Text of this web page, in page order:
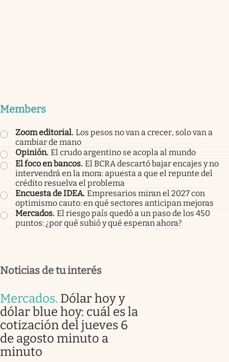
Members
Zoom editorial. Los pesos no van a crecer, solo van a
cambiar de mano
Opinión. El crudo argentino se acopla al mundo
El foco en bancos. El BCRA descartó bajar encajes y no
intervendrá en la mora: apuesta a que el repunte del
crédito resuelva el problema
Encuesta de IDEA. Empresarios miran el 2027 con
optimismo cauto: en qué sectores anticipan mejoras
Mercados. El riesgo país quedó a un paso de los 450
puntos: ¿por qué subió y qué esperan ahora?
Noticias de tu interés
Mercados. Dólar hoy y
dólar blue hoy: cuál es la
cotización del jueves 6
de agosto minuto a
minuto